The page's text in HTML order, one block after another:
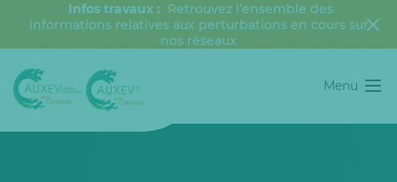
Infos travaux : Retrouvez l’ensemble des
informations relatives aux perturbations en cours sur
nos réseaux
Menu